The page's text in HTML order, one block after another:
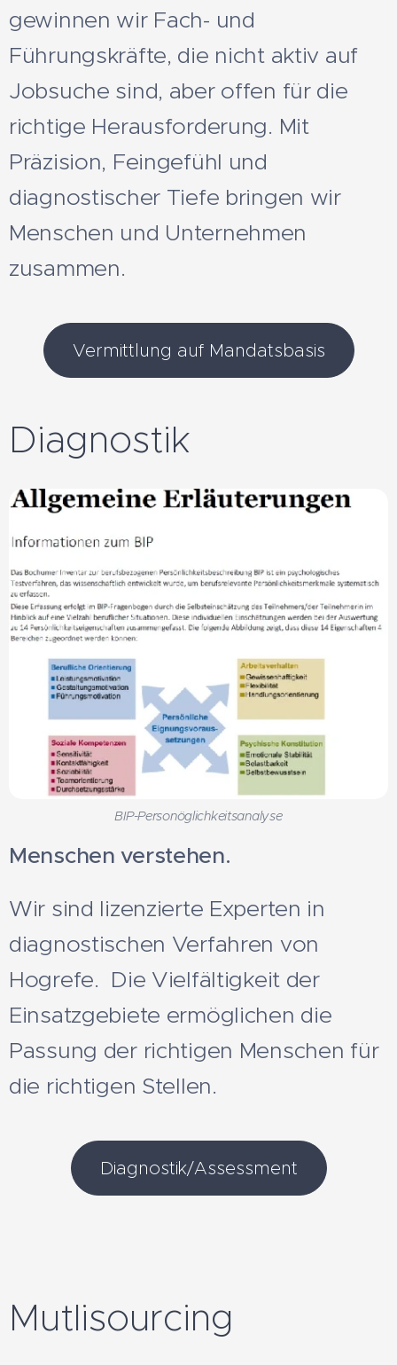
gewinnen wir Fach- und
Führungskräfte, die nicht aktiv auf
Jobsuche sind, aber offen für die
richtige Herausforderung. Mit
Präzision, Feingefühl und
diagnostischer Tiefe bringen wir
Menschen und Unternehmen
zusammen.
Vermittlung auf Mandatsbasis
Diagnostik
BIP-Personöglichkeitsanalyse
Menschen verstehen.
Wir sind lizenzierte Experten in
diagnostischen Verfahren von
Hogrefe. Die Vielfältigkeit der
Einsatzgebiete ermöglichen die
Passung der richtigen Menschen für
die richtigen Stellen.
Diagnostik/Assessment
Mutlisourcing